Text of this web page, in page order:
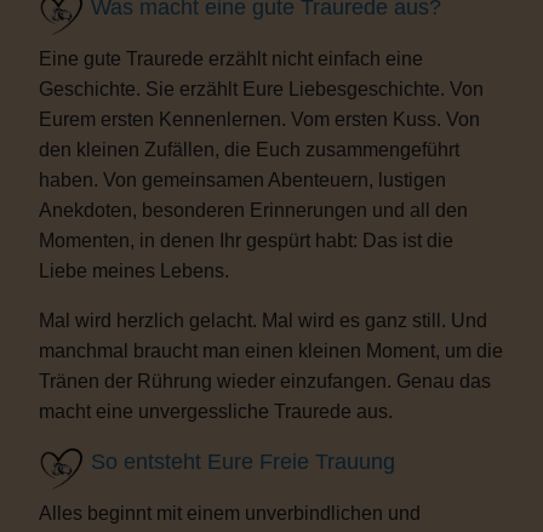
Was macht eine gute Traurede aus?
Eine gute Traurede erzählt nicht einfach eine
Geschichte. Sie erzählt Eure Liebesgeschichte. Von
Eurem ersten Kennenlernen. Vom ersten Kuss. Von
den kleinen Zufällen, die Euch zusammengeführt
haben. Von gemeinsamen Abenteuern, lustigen
Anekdoten, besonderen Erinnerungen und all den
Momenten, in denen Ihr gespürt habt: Das ist die
Liebe meines Lebens.
Mal wird herzlich gelacht. Mal wird es ganz still. Und
manchmal braucht man einen kleinen Moment, um die
Tränen der Rührung wieder einzufangen. Genau das
macht eine unvergessliche Traurede aus.
So entsteht Eure Freie Trauung
Alles beginnt mit einem unverbindlichen und